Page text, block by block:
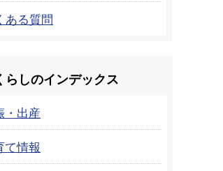
ある質問
らしのインデックス
・出産
て情報